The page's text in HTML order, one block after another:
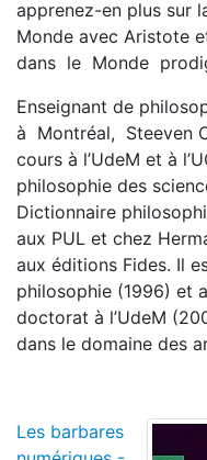
apprenez-en plus sur
Monde avec Aristote
dans le Monde
Enseignant de
à Montréal, Steeven
cours à l’UdeM et à
philosophie des
Dictionnaire
aux PUL et chez
aux éditions Fides. Il
philosophie (1996) et
doctorat à l’UdeM
dans le domaine des
Les barbares